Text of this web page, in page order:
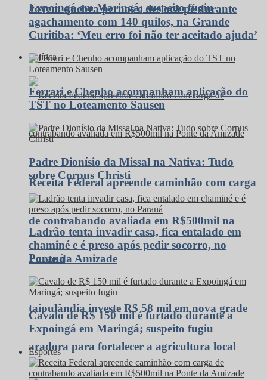
Expoingá em Maringá; suspeito fugiu
Política
Receita Federal apreende caminhão com carga
de contrabando avaliada em R$500mil na
Ponte da Amizade
taipulândia investe R$ 58 mil em nova grade
aradora para fortalecer a agricultura local
Jovem quebra pernas e desloca pé durante
agachamento com 140 quilos, na Grande
Curitiba: ‘Meu erro foi não ter aceitado ajuda’
Ferrari e Chenho acompanham aplicação do
TST no Loteamento Sausen
Padre Dionísio da Missal na Nativa: Tudo
sobre Corpus Christi
Ladrão tenta invadir casa, fica entalado em
chaminé e é preso após pedir socorro, no
Paraná
Cavalo de R$ 150 mil é furtado durante a
Expoingá em Maringá; suspeito fugiu
Esportes